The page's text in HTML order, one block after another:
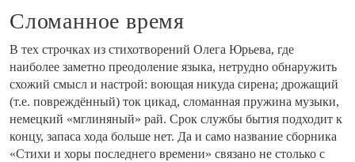
Сломанное время
В тех строчках из стихотворений Олега Юрьева, где
наиболее заметно преодоление языка, нетрудно обнаружить
схожий смысл и настрой: воющая никуда сирена; дрожащий
(т.е. повреждённый) ток цикад, сломанная пружина музыки,
немецкий «мглиняный» рай. Срок службы бытия подходит к
концу, запаса хода больше нет. Да и само название сборника
«Стихи и хоры последнего времени» связано не столько с